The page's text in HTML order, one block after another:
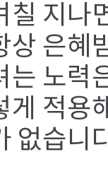
칠 지나
상 은혜
는 노력
게 적용
없습니